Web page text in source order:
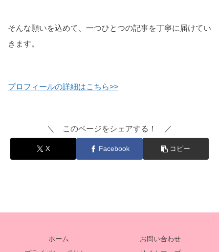
そんな願いを込めて、一つひとつの記事を丁寧に届けてい
きます。
プロフィールの詳細はこちら>>
＼ このページをシェアする！ ／
X Facebook コピー
ホーム
お問い合わせ